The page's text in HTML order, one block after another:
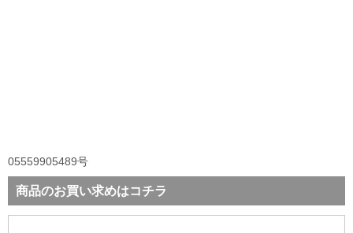
05559905489号
商品のお買い求めはコチラ